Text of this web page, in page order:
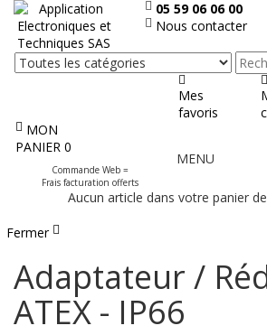
05 59 06 06 00
Nous contacter
Mes
favoris
MON
PANIER 0
Commande Web =
Frais facturation offerts
le
MENU
Aucun article dans votre panier
Fermer
Adaptateur /
ATEX - IP66